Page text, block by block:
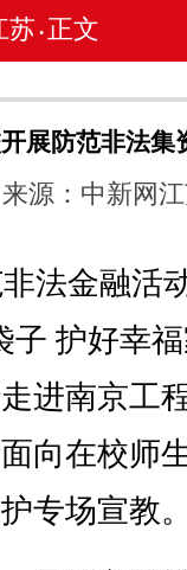
苏 • 正文
展防范非法集
来源：中新网
法金融活
子 护好幸
进南京工
向在校师
专场宣教